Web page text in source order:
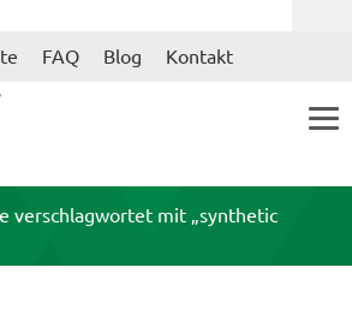
Navigation
Zum
FAQ Blog Kontakt
verschlagwortet mit „synthetic